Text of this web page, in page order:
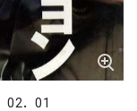
02．01